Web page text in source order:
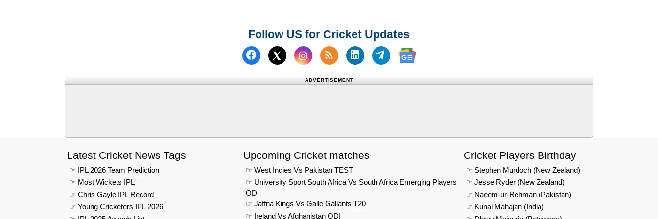
Follow US for Cricket Updates
Follow us on Facebook
Follow us on X (Twitter)
Subscribe to our RSS Feed
Follow us on LinkedIn
Follow us on Telegram
Follow us on Google News
ADVERTISEMENT
Latest Cricket News Tags
☞ IPL 2026 Team Prediction
☞ Most Wickets IPL
☞ Chris Gayle IPL Record
☞ Young Cricketers IPL 2026
Upcoming Cricket matches
☞ West Indies Vs Pakistan TEST
☞ University Sport South Africa Vs South Africa Emerging Players
ODI
☞ Jaffna Kings Vs Galle Gallants T20
☞ Ireland Vs Afghanistan ODI
Cricket Players Birthday
☞ Stephen Murdoch (New Zealand)
☞ Jesse Ryder (New Zealand)
☞ Naeem-ur-Rehman (Pakistan)
☞ Kunal Mahajan (India)